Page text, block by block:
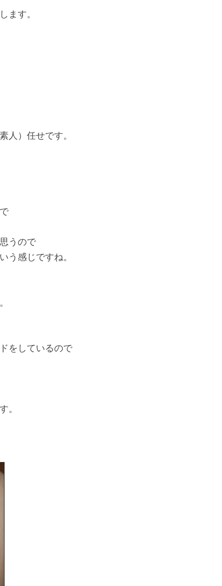
ます。
人）任せです。
うので
う感じですね。
をしているので
。